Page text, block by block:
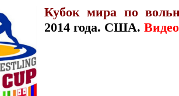
Кубок мира по
2014 года. США. Видео